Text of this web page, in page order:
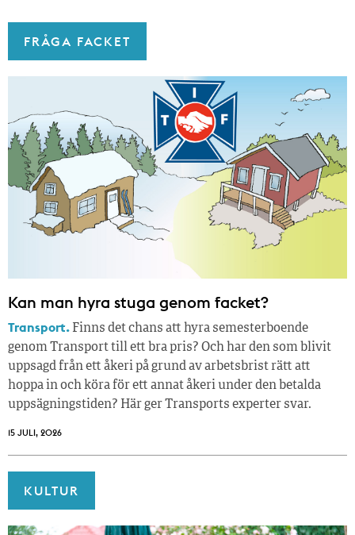
FRÅGA FACKET
Kan man hyra stuga genom facket?
Transport. Finns det chans att hyra semesterboende
genom Transport till ett bra pris? Och har den som blivit
uppsagd från ett åkeri på grund av arbetsbrist rätt att
hoppa in och köra för ett annat åkeri under den betalda
uppsägningstiden? Här ger Transports experter svar.
15 JULI, 2026
KULTUR